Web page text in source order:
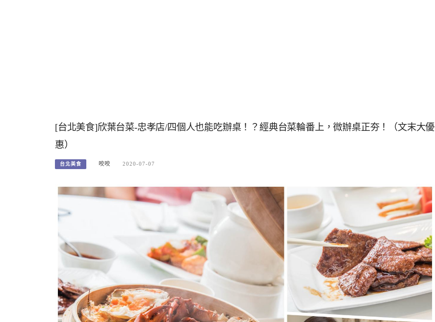
[台北美食]欣葉台菜-忠孝店/四個人也能吃辦桌！？經典台菜輪番上，微辦桌正夯！（文末大優
惠）
台北美食 咬咬 2020-07-07